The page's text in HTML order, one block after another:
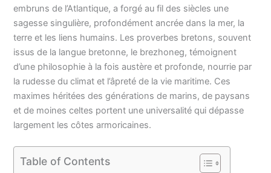
embruns de l’Atlantique, a forgé au fil des siècles une
sagesse singulière, profondément ancrée dans la mer, la
terre et les liens humains. Les proverbes bretons, souvent
issus de la langue bretonne, le brezhoneg, témoignent
d’une philosophie à la fois austère et profonde, nourrie par
la rudesse du climat et l’âpreté de la vie maritime. Ces
maximes héritées des générations de marins, de paysans
et de moines celtes portent une universalité qui dépasse
largement les côtes armoricaines.
Table of Contents